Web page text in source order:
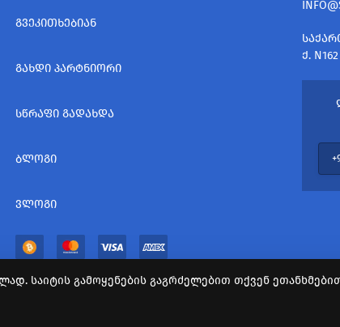
ᲒᲕᲔᲙᲘᲗᲮᲔᲑᲘᲐᲜ
ᲒᲐᲮᲓᲘ ᲞᲐᲠᲢᲜᲘᲝᲠᲘ
ᲡᲬᲠᲐᲤᲘ ᲒᲐᲓᲐᲮᲓᲐ
ᲑᲚᲝᲒᲘ
ᲕᲚᲝᲒᲘ
Ქ. N162
საიტის გამოყენების გაგრძელებით თქვენ